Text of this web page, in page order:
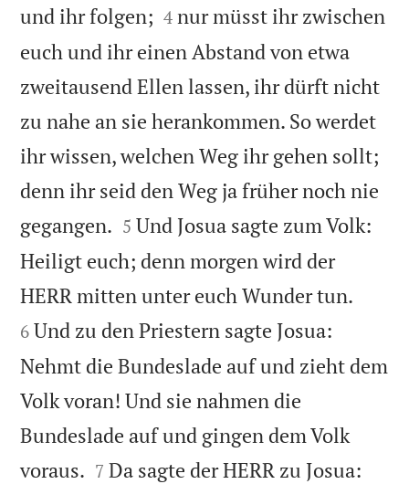
und ihr folgen; 

4 nur müsst ihr zwischen
euch und ihr einen Abstand von etwa
zweitausend Ellen lassen, ihr dürft nicht
zu nahe an sie herankommen. So werdet
ihr wissen, welchen Weg ihr gehen sollt;
denn ihr seid den Weg ja früher noch nie
gegangen. 

5 Und Josua sagte zum Volk:
Heiligt euch; denn morgen wird der
HERR mitten unter euch Wunder tun.
6 Und zu den Priestern sagte Josua:
Nehmt die Bundeslade auf und zieht dem
Volk voran! Und sie nahmen die
Bundeslade auf und gingen dem Volk
voraus. 

7 Da sagte der HERR zu Josua: